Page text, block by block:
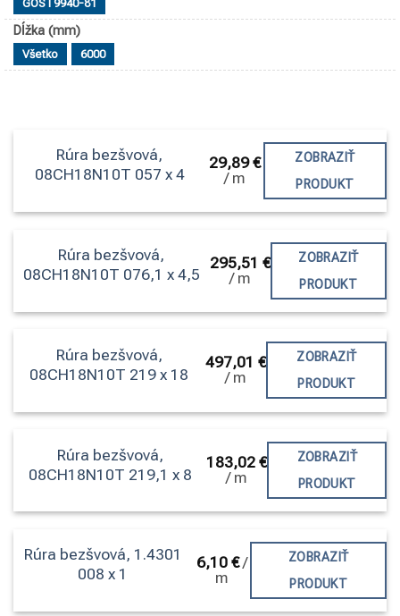
GOST9940-81
Dĺžka (mm)
Všetko 6000
Rúra bezšvová,
08CH18N10T 057 x 4
29,89€
/ m
ZOBRAZIŤ
PRODUKT
Rúra bezšvová,
08CH18N10T 076,1 x 4,5
295,51 €
/ m
ZOBRAZIŤ
PRODUKT
Rúra bezšvová,
08CH18N10T 219 x 18
497,01€
/ m
ZOBRAZIŤ
PRODUKT
Rúra bezšvová,
08CH18N10T 219,1 x 8
183,02€
/ m
ZOBRAZIŤ
PRODUKT
Rúra bezšvová, 1.4301
008 x 1
6,10 €/
m
ZOBRAZIŤ
PRODUKT